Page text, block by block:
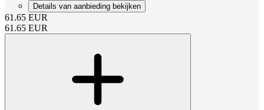
Details van aanbieding bekijken
61.65 EUR
61.65 EUR